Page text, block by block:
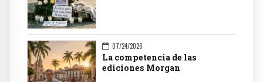
07/24/2026
La competencia de las
ediciones Morgan